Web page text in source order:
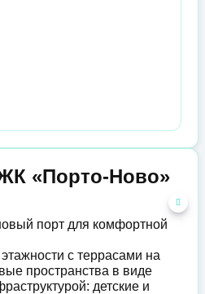
«Порто-Ново»
порт для комфортной
с террасами на
пространства в виде
детские и